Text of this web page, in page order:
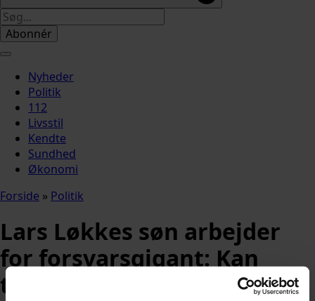
Abonnér
Nyheder
Politik
112
Livsstil
Kendte
Sundhed
Økonomi
Forside » Politik
Lars Løkkes søn arbejder
for forsvarsgigant: Kan
tjene enormt millionbeløb